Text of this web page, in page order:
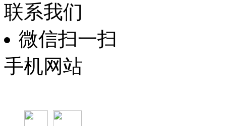
联系我们
微信扫一扫
手机网站